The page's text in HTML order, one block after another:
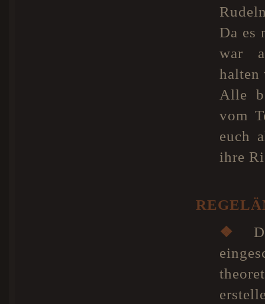
Da es
war
halten
Alle
vom
euch
ihre
❖